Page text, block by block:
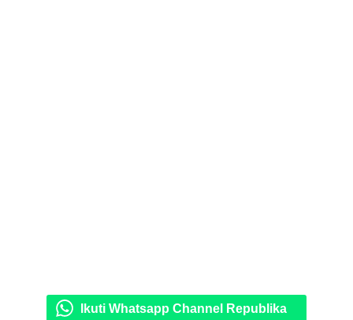
Ikuti Whatsapp Channel Republika